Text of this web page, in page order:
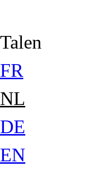
Talen
FR
NL
DE
EN